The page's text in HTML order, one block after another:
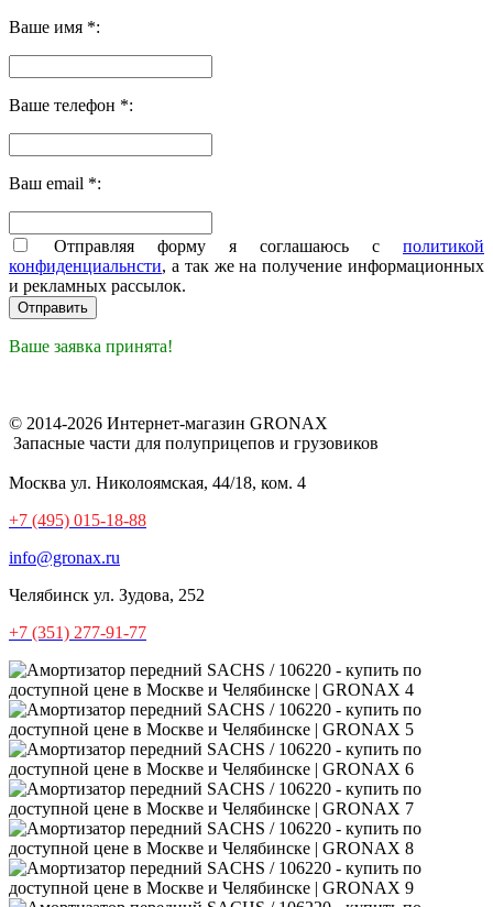
Ваше имя *:
Ваше телефон *:
Ваш email *:
Отправляя форму я соглашаюсь с политикой
конфиденциальнсти, а так же на получение информационных
и рекламных рассылок.
Ваше заявка принята!
© 2014-2026 Интернет-магазин GRONAX
Запасные части для полуприцепов и грузовиков
Москва ул. Николоямская, 44/18, ком. 4
+7 (495) 015-18-88
info@gronax.ru
Челябинск ул. Зудова, 252
+7 (351) 277-91-77